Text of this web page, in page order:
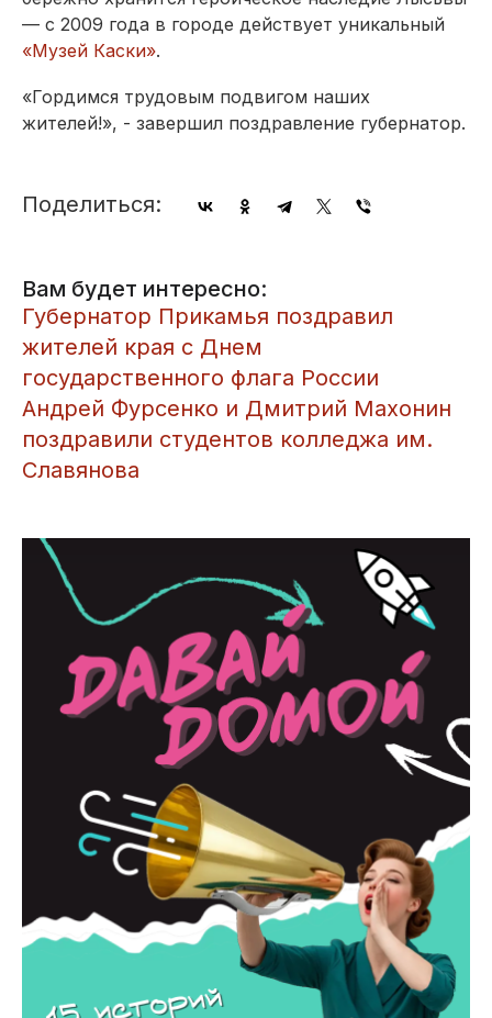
— с 2009 года в городе действует уникальный
«Музей Каски».
«Гордимся трудовым подвигом наших
жителей!», - завершил поздравление губернатор.
Поделиться:
Вам будет интересно:
Губернатор Прикамья поздравил
жителей края с Днем
государственного флага России
Андрей Фурсенко и Дмитрий Махонин
поздравили студентов колледжа им.
Славянова